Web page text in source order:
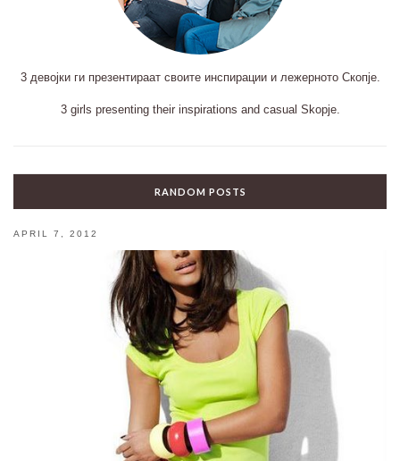
3 девојки ги презентираат своите инспирации и лежерното Скопје.
3 girls presenting their inspirations and casual Skopje.
RANDOM POSTS
APRIL 7, 2012